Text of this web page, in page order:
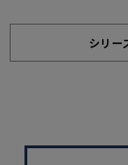
シリー